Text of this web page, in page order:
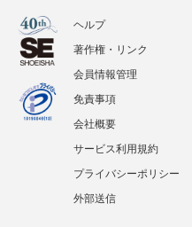
ヘルプ
著作権・リンク
会員情報管理
免責事項
会社概要
サービス利用規約
プライバシーポリシー
外部送信